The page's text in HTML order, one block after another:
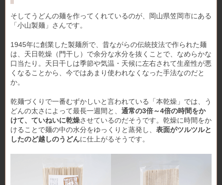
そしてうどんの麺を作ってくれているのが、岡山県笠岡市にある
「小山製麺」さんです。
1945年に創業した製麺所で、昔ながらの伝統技法で作られた麺
は、天日乾燥（門干し）で余分な水分を抜くことで、なめらかな
口当たり。天日干しは季節や気温・天候に左右されて生産性が悪
くなることから、今ではあまり使われなくなった手法なのだと
か。
乾麺づくりで一番むずかしいと言われている「本乾燥」では、う
どんの太さによって最長一週間と、 通常の3倍～4倍の時間をか
けて、ていねいに乾燥させているのだそうです。乾燥に時間をか
けることで麺の中の水分をゆっくりと蒸発し、 表面がツルツルと
したのど越しのうどんに仕上がるそうです。